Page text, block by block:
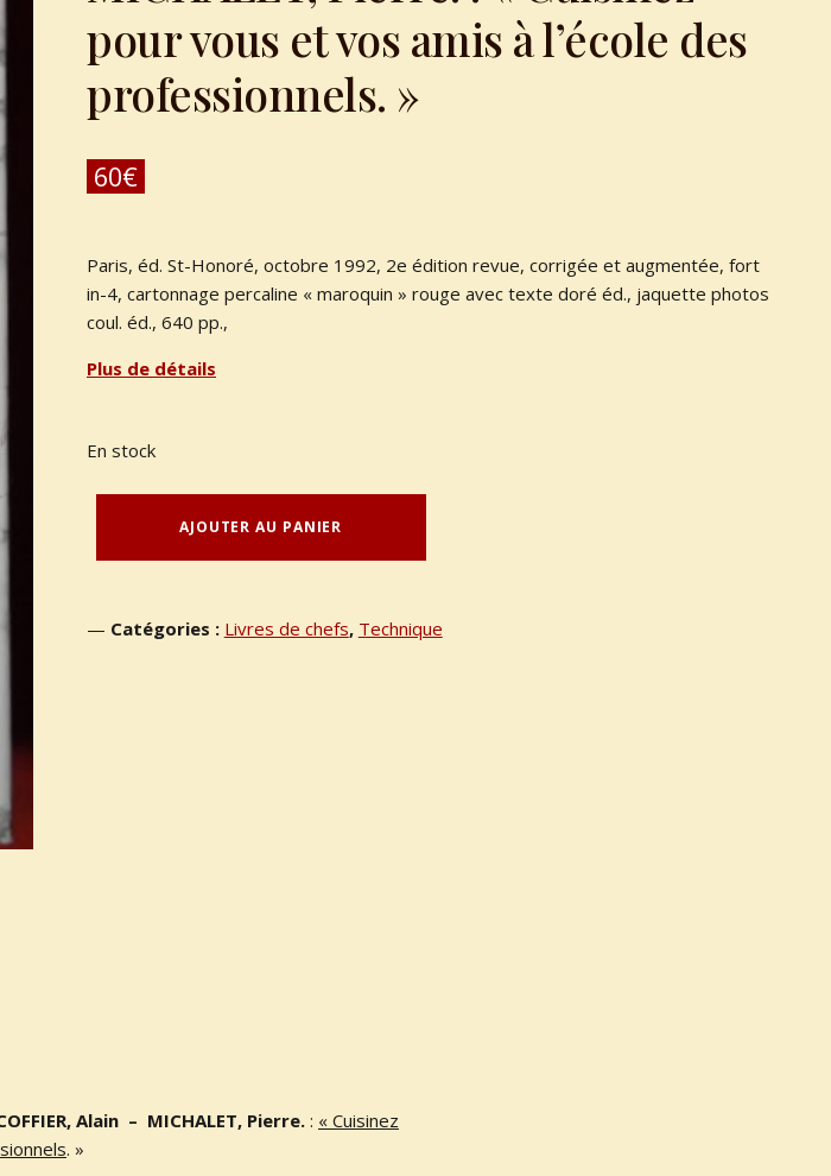
pour vous et vos amis à l’école des
professionnels. »
60€
Paris, éd. St-Honoré, octobre 1992, 2e édition revue, corrigée et augmentée, fort
in-4, cartonnage percaline « maroquin » rouge avec texte doré éd., jaquette photos
coul. éd., 640 pp.,
Plus de détails
En stock
quantité de RUFFEL, Denis - BILHEUX, Roland - ESCOFFIER, Alain - MICHALET, Pierre. : « Cuisinez pour vous et vos amis à l'école des professionnels. »AJOUTER AU PANIER
Catégories : Livres de chefs, Technique
Alain – MICHALET, Pierre.: « Cuisinez
. »